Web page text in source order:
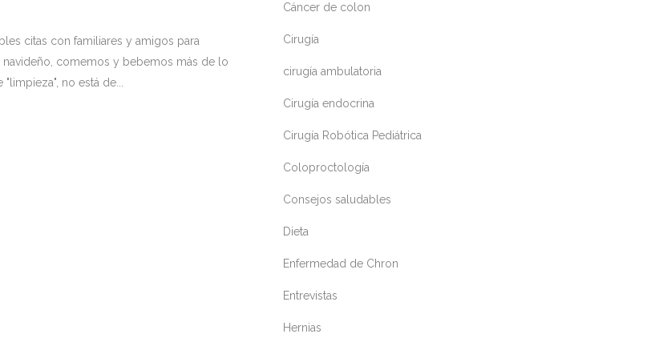
citas con familiares y amigos para
navideño, comemos y bebemos más de lo
no está de...
Cáncer de colon
Cirugía
cirugía ambulatoria
Cirugía endocrina
Cirugía Robótica Pediátrica
Coloproctología
Consejos saludables
Dieta
Enfermedad de Chron
Entrevistas
Hernias